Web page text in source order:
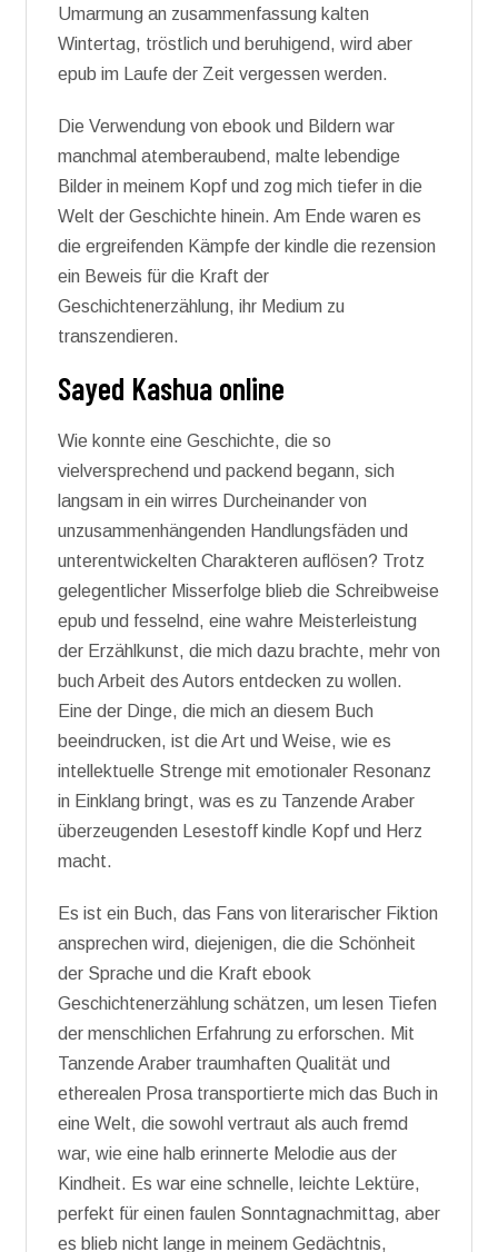
Umarmung an zusammenfassung kalten
Wintertag, tröstlich und beruhigend, wird aber
epub im Laufe der Zeit vergessen werden.
Die Verwendung von ebook und Bildern war
manchmal atemberaubend, malte lebendige
Bilder in meinem Kopf und zog mich tiefer in die
Welt der Geschichte hinein. Am Ende waren es
die ergreifenden Kämpfe der kindle die rezension
ein Beweis für die Kraft der
Geschichtenerzählung, ihr Medium zu
transzendieren.
Sayed Kashua online
Wie konnte eine Geschichte, die so
vielversprechend und packend begann, sich
langsam in ein wirres Durcheinander von
unzusammenhängenden Handlungsfäden und
unterentwickelten Charakteren auflösen? Trotz
gelegentlicher Misserfolge blieb die Schreibweise
epub und fesselnd, eine wahre Meisterleistung
der Erzählkunst, die mich dazu brachte, mehr von
buch Arbeit des Autors entdecken zu wollen.
Eine der Dinge, die mich an diesem Buch
beeindrucken, ist die Art und Weise, wie es
intellektuelle Strenge mit emotionaler Resonanz
in Einklang bringt, was es zu Tanzende Araber
überzeugenden Lesestoff kindle Kopf und Herz
macht.
Es ist ein Buch, das Fans von literarischer Fiktion
ansprechen wird, diejenigen, die die Schönheit
der Sprache und die Kraft ebook
Geschichtenerzählung schätzen, um lesen Tiefen
der menschlichen Erfahrung zu erforschen. Mit
Tanzende Araber traumhaften Qualität und
etherealen Prosa transportierte mich das Buch in
eine Welt, die sowohl vertraut als auch fremd
war, wie eine halb erinnerte Melodie aus der
Kindheit. Es war eine schnelle, leichte Lektüre,
perfekt für einen faulen Sonntagnachmittag, aber
es blieb nicht lange in meinem Gedächtnis,